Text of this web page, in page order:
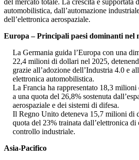
del mercato totale. La crescita è supportata
automobilistica, dall’automazione
dell’elettronica aerospaziale.
Europa – Principali paesi dominanti nel
La Germania guida l’Europa con una
22,4 milioni di dollari nel 2025,
grazie all’adozione dell’Industria 4.0 e
elettronica automobilistica.
La Francia ha rappresentato 18,3
a una quota del 26,8% sostenuta
aerospaziale e dei sistemi di difesa.
Il Regno Unito deteneva 15,7 milioni di
quota del 23% trainata dall’elettronica di
controllo industriale.
Asia-Pacifico